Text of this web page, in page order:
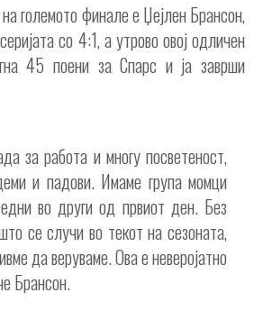
големото финале е Џејлен Брансон,
со 4:1, а утрово овој одличен
45 поени за Спарс и ја заврши
за работа и многу посветеност,
и падови. Имаме група момци
во други од првиот ден. Без
се случи во текот на сезоната,
да веруваме. Ова е неверојатно
Брансон.